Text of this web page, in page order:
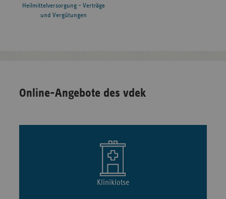
Heilmittelversorgung – Verträge
und Vergütungen
Online-Angebote des vdek
Kliniklotse